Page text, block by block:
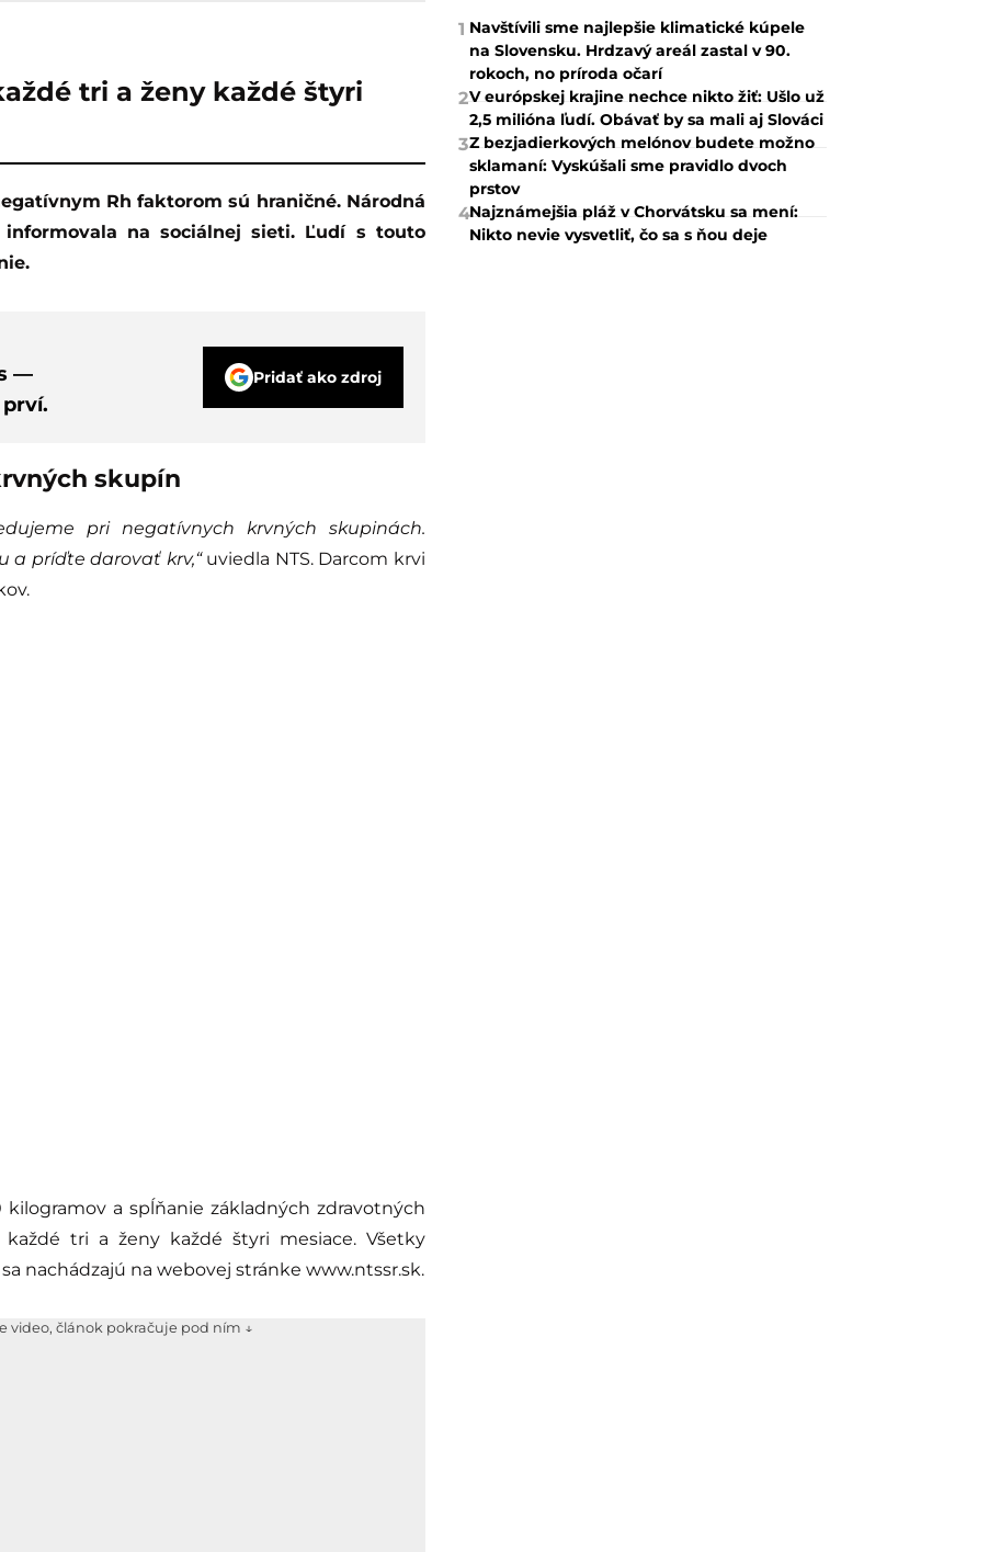
tri a ženy každé štyri
informovala na sociálnej sieti. Ľudí s touto
—
Pridať ako zdroj
skupín
pri negatívnych krvných skupinách.
a príďte darovať krv,“uviedla NTS. Darcom krvi
a spĺňanie základných zdravotných
tri a ženy každé štyri mesiace. Všetky
nachádzajú na webovej stránke www.ntssr.sk.
video, článok pokračuje pod ním ↓
1 Navštívili sme najlepšie klimatické kúpele
na Slovensku. Hrdzavý areál zastal v 90.
rokoch, no príroda očarí
2V európskej krajine nechce nikto žiť: Ušlo už
2,5 milióna ľudí. Obávať by sa mali aj Slováci
3Z bezjadierkových melónov budete možno
sklamaní: Vyskúšali sme pravidlo dvoch
prstov
4Najznámejšia pláž v Chorvátsku sa mení:
Nikto nevie vysvetliť, čo sa s ňou deje